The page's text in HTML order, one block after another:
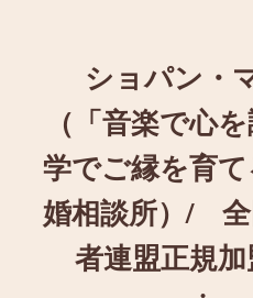
ショパン・
（「音楽で心
学でご縁を育
婚相談所）/ 全
者連盟正規